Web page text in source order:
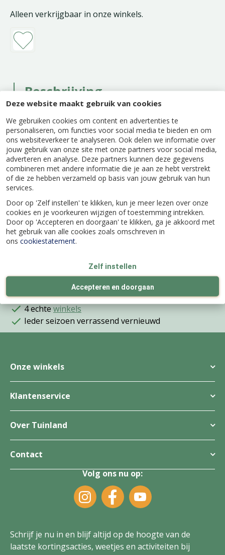
Deze website maakt gebruik van cookies
We gebruiken cookies om content en advertenties te
personaliseren, om functies voor social media te bieden en om
ons websiteverkeer te analyseren. Ook delen we informatie over
jouw gebruik van onze site met onze partners voor social media,
adverteren en analyse. Deze partners kunnen deze gegevens
combineren met andere informatie die je aan ze hebt verstrekt
of die ze hebben verzameld op basis van jouw gebruik van hun
services.
Door op 'Zelf instellen' te klikken, kun je meer lezen over onze
cookies en je voorkeuren wijzigen of toestemming intrekken.
Door op 'Accepteren en doorgaan' te klikken, ga je akkoord met
het gebruik van alle cookies zoals omschreven in
ons cookiestatement.
Zelf instellen
Accepteren en doorgaan
Alleen verkrijgbaar in onze winkels.
Beschrijving
KAMERVEGER – KOKOS – 30 CENTIMETER –
ZONDER STEEL
Specificaties
EAN code 8712448297219
Merk Talen Tools
Wij bestaan almeer dan 100 jaar
4 echtewinkels
Ieder seizoen verrassend vernieuwd
Onze winkels
Klantenservice
Over Tuinland
Contact
Volg ons nu op:
Schrijf je nu in en blijf altijd op de hoogte van de
laatste kortingsacties, weetjes en activiteiten bij